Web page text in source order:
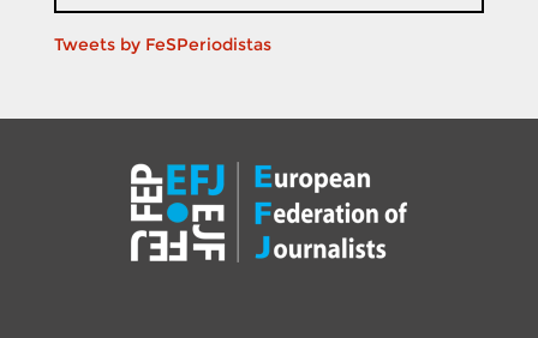
Tweets by FeSPeriodistas